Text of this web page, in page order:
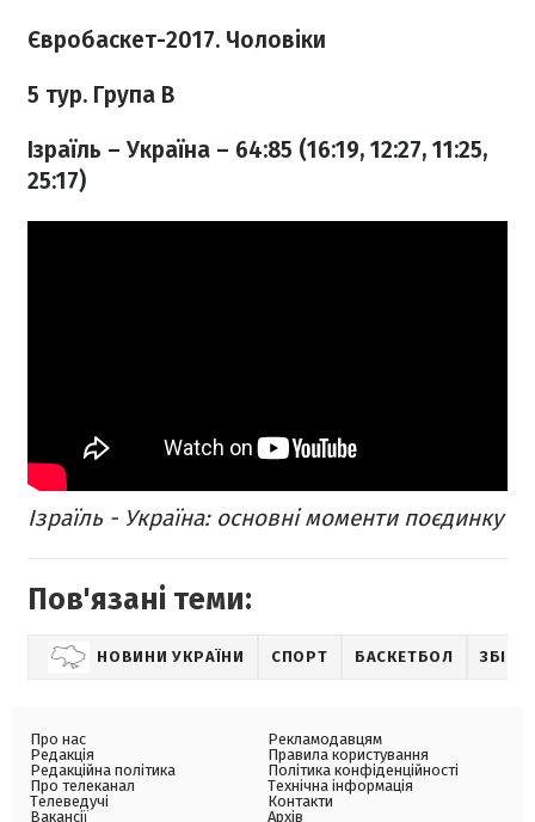
Євробаскет-2017. Чоловіки
5 тур. Група B
Ізраїль – Україна – 64:85 (16:19, 12:27, 11:25,
25:17)
Ізраїль - Україна: основні моменти поєдинку
Пов'язані теми:
НОВИНИ УКРАЇНИ СПОРТ БАСКЕТБОЛ
Про нас
Редакція
Редакційна політика
Про телеканал
Телеведучі
Вакансії
Рекламодавцям
Правила користування
Політика конфіденційності
Технічна інформація
Контакти
Архів